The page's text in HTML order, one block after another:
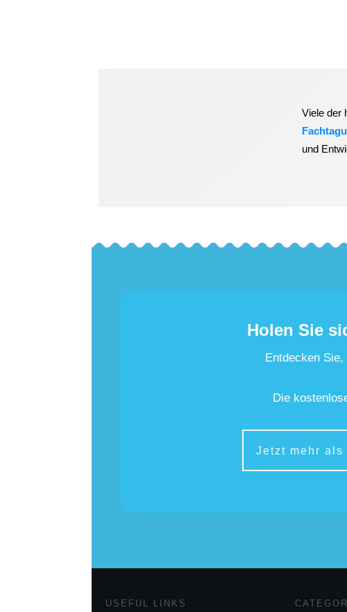
Viele der
und
Holen Sie
Entdecken
Die
Jetzt mehr
USEFUL LINKS